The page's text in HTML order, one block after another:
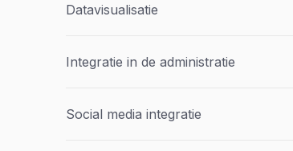
Datavisualisatie
Integratie in de administratie
Social media integratie